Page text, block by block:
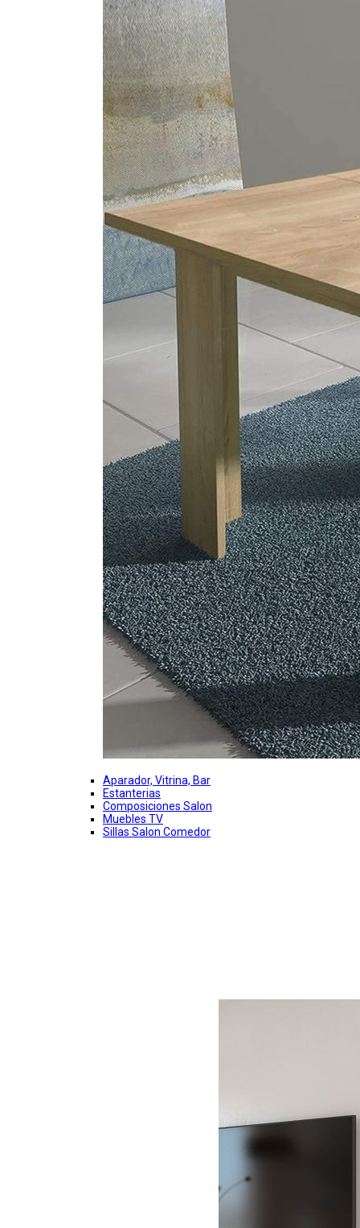
Aparador, Vitrina, Bar
Estanterias
Composiciones Salon
Muebles TV
Sillas Salon Comedor